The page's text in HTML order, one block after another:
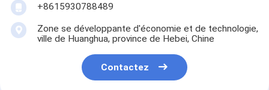
+8615930788489
Zone se développante d'économie et de technologie,
ville de Huanghua, province de Hebei, Chine
Contactez